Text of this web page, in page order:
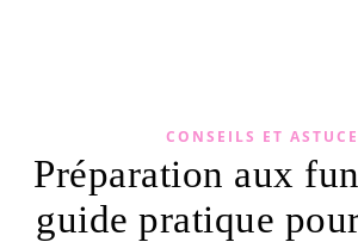
CONSEILS ET
Préparation aux
guide pratique